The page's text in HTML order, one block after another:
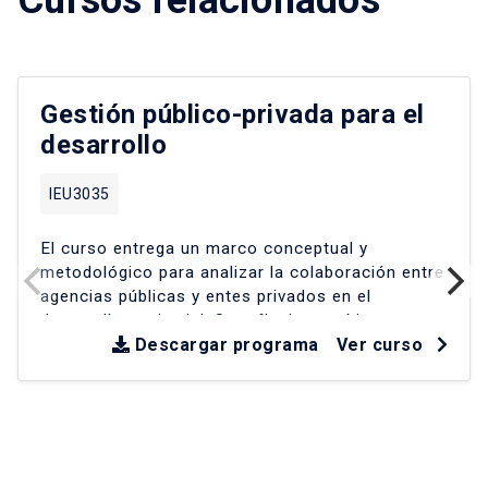
Gestión público-privada para el
desarrollo
IEU3035
El curso entrega un marco conceptual y
metodológico para analizar la colaboración entre
agencias públicas y entes privados en el
desarrollo territorial
Se reflexiona críticamente
sobre experiencias en América Latina y Chile
Ver curso
Descargar programa